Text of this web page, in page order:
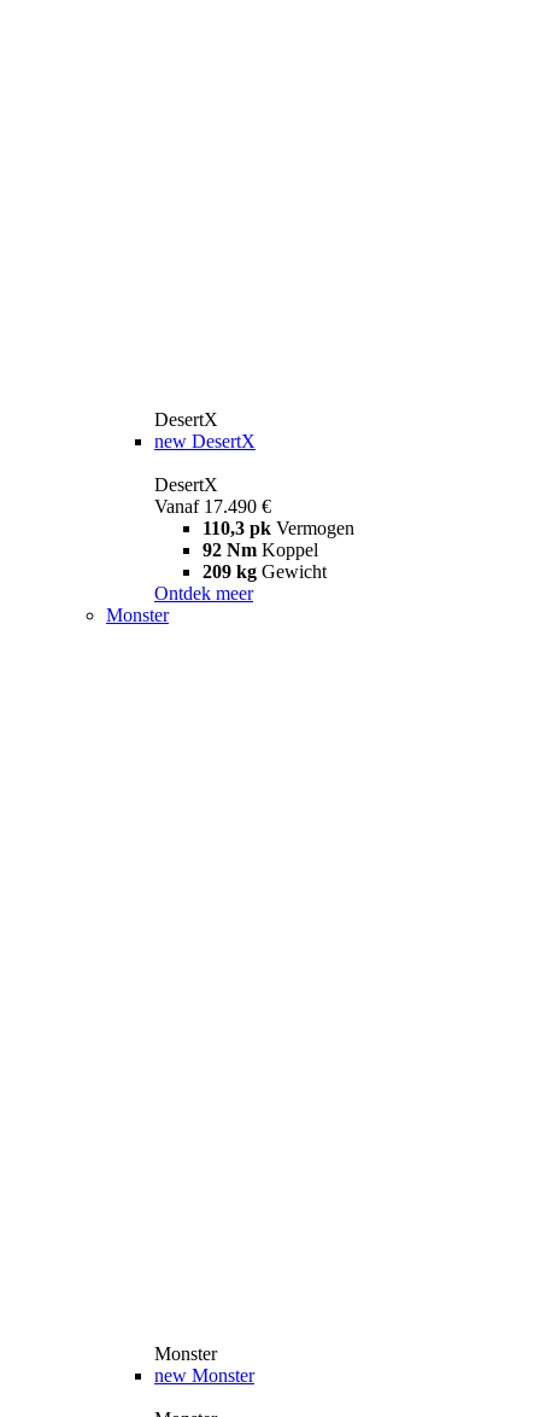
DesertX
new DesertX
DesertX
Vanaf 17.490 €
110,3 pk Vermogen
92 Nm Koppel
209 kg Gewicht
Ontdek meer
Monster
Monster
new Monster